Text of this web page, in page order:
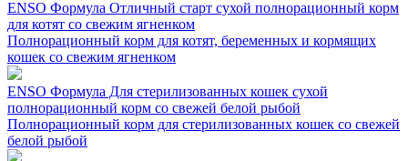
ENSO Формула Отличный старт сухой полнорационный корм
для котят со свежим ягненком
Полнорационный корм для котят, беременных и кормящих
кошек со свежим ягненком
ENSO Формула Для стерилизованных кошек сухой
полнорационный корм со свежей белой рыбой
Полнорационный корм для стерилизованных кошек со свежей
белой рыбой